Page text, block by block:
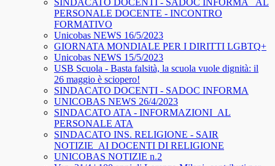
SINDACATO DOCENTI - SADOC INFORMA_ AL
PERSONALE DOCENTE - INCONTRO
FORMATIVO
Unicobas NEWS 16/5/2023
GIORNATA MONDIALE PER I DIRITTI LGBTQ+
Unicobas NEWS 15/5/2023
USB Scuola - Basta falsità, la scuola vuole dignità: il
26 maggio è sciopero!
SINDACATO DOCENTI - SADOC INFORMA
UNICOBAS NEWS 26/4/2023
SINDACATO ATA - INFORMAZIONI_AL
PERSONALE ATA
SINDACATO INS. RELIGIONE - SAIR
NOTIZIE_AI DOCENTI DI RELIGIONE
UNICOBAS NOTIZIE n.2